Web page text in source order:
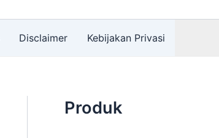
Disclaimer Kebijakan Privasi
Produk